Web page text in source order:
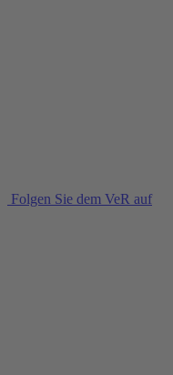
Folgen Sie dem VeR auf